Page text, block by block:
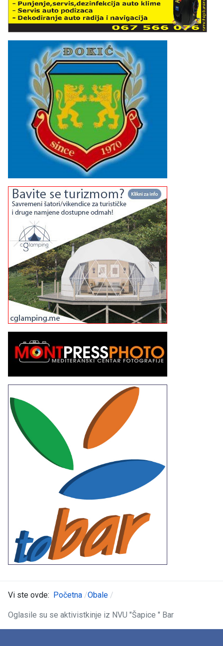
Vi ste ovde: Početna Obale
Oglasile su se aktivistkinje iz NVU "Šapice " Bar